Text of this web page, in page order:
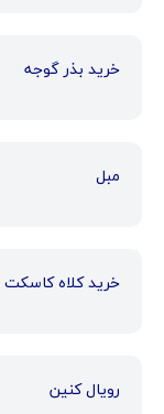
خرید بذر گوجه
مبل
خرید کلاه کاسکت
رویال کنین